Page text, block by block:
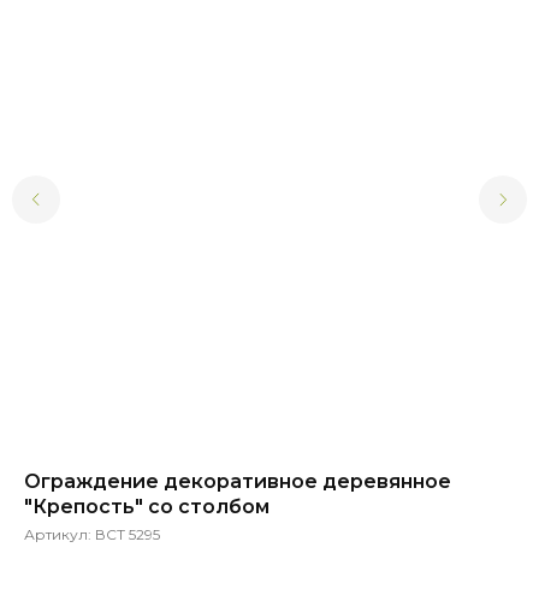
Ограждение декоративное деревянное
"Крепость" со столбом
Артикул: ВСТ 5295